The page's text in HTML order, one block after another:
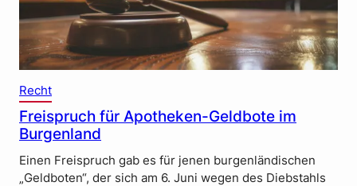
Recht
Freispruch für Apotheken-Geldbote im
Burgenland
Einen Freispruch gab es für jenen burgenländischen
„Geldboten“, der sich am 6. Juni wegen des Diebstahls